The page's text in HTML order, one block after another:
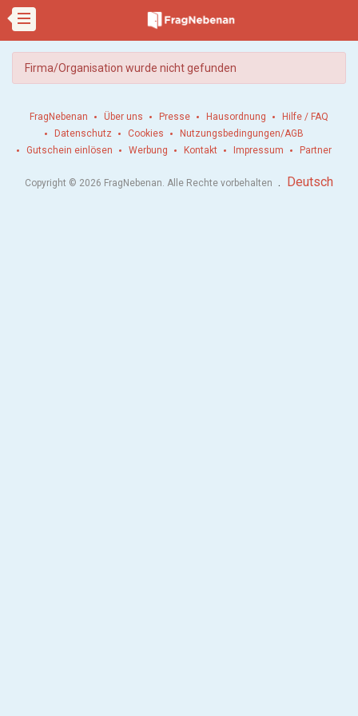
Firma/Organisation wurde nicht gefunden
FragNebenan Über uns Presse Hausordnung
Hilfe / FAQ
Datenschutz
Cookies
Nutzungsbedingungen/AGB
Gutschein einlösen
Werbung Kontakt Impressum Partner
Copyright © 2026 FragNebenan. Alle Rechte vorbehalten . Deutsch